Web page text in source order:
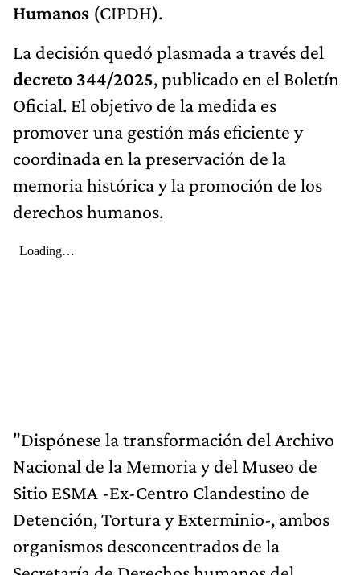
Humanos (CIPDH).
La decisión quedó plasmada a través del
decreto 344/2025, publicado en el Boletín
Oficial. El objetivo de la medida es
promover una gestión más eficiente y
coordinada en la preservación de la
memoria histórica y la promoción de los
derechos humanos.
"Dispónese la transformación del Archivo
Nacional de la Memoria y del Museo de
Sitio ESMA -Ex-Centro Clandestino de
Detención, Tortura y Exterminio-, ambos
organismos desconcentrados de la